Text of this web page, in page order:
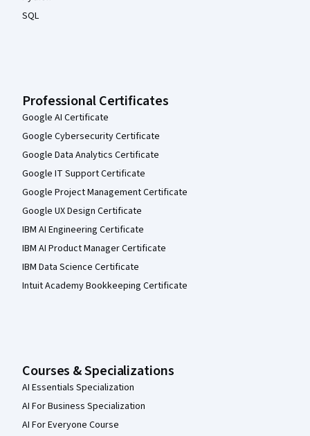
SQL
Professional Certificates
Google AI Certificate
Google Cybersecurity Certificate
Google Data Analytics Certificate
Google IT Support Certificate
Google Project Management Certificate
Google UX Design Certificate
IBM AI Engineering Certificate
IBM AI Product Manager Certificate
IBM Data Science Certificate
Intuit Academy Bookkeeping Certificate
Courses & Specializations
AI Essentials Specialization
AI For Business Specialization
AI For Everyone Course